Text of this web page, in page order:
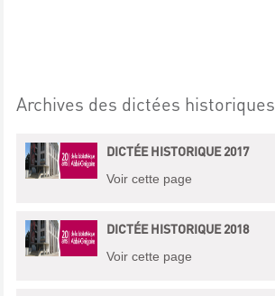
Archives des dictées historiques
DICTÉE HISTORIQUE 2017
Voir cette page
DICTÉE HISTORIQUE 2018
Voir cette page